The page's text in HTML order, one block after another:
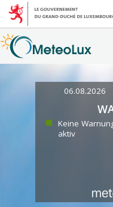
06.08.2026
Keine
aktiv